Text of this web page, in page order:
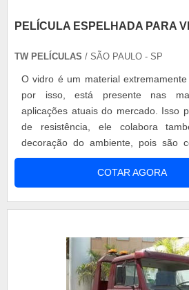
PELÍCULA ESPELHADA PARA
TW PELÍCULAS / SÃO PAULO - SP
O vidro é um material extremamente
por isso, está presente nas
aplicações atuais do mercado. Isso
de resistência, ele colabora
decoração do ambiente, pois são
itens modernos e sofisticados.
procura por este material tem
com que ele substitua diversos
COTAR AGORA